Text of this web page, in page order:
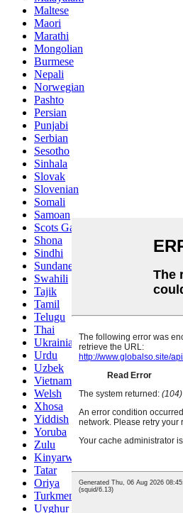
Maltese
Maori
Marathi
Mongolian
Burmese
Nepali
Norwegian
Pashto
Persian
Punjabi
Serbian
Sesotho
Sinhala
Slovak
Slovenian
Somali
Samoan
Scots Gaelic
Shona
Sindhi
Sundanese
Swahili
Tajik
Tamil
Telugu
Thai
Ukrainian
Urdu
Uzbek
Vietnamese
Welsh
Xhosa
Yiddish
Yoruba
Zulu
Kinyarwanda
Tatar
Oriya
Turkmen
Uyghur